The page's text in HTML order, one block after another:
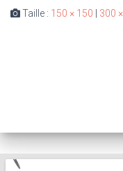
Taille : 150 × 150 300